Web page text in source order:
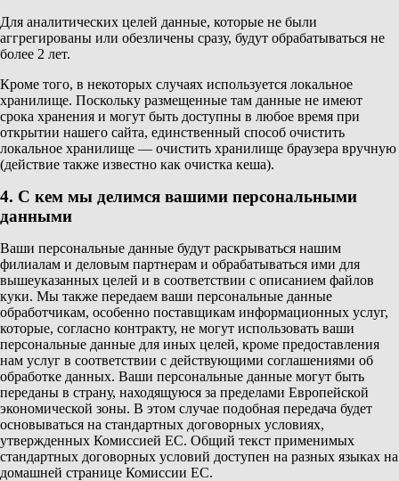
Для аналитических целей данные, которые не были
аггрегированы или обезличены сразу, будут обрабатываться не
более 2 лет.
Кроме того, в некоторых случаях используется локальное
хранилище. Поскольку размещенные там данные не имеют
срока хранения и могут быть доступны в любое время при
открытии нашего сайта, единственный способ очистить
локальное хранилище — очистить хранилище браузера вручную
(действие также известно как очистка кеша).
4. С кем мы делимся вашими персональными
данными
Ваши персональные данные будут раскрываться нашим
филиалам и деловым партнерам и обрабатываться ими для
вышеуказанных целей и в соответствии с описанием файлов
куки. Мы также передаем ваши персональные данные
обработчикам, особенно поставщикам информационных услуг,
которые, согласно контракту, не могут использовать ваши
персональные данные для иных целей, кроме предоставления
нам услуг в соответствии с действующими соглашениями об
обработке данных. Ваши персональные данные могут быть
переданы в страну, находящуюся за пределами Европейской
экономической зоны. В этом случае подобная передача будет
основываться на стандартных договорных условиях,
утвержденных Комиссией ЕС. Общий текст применимых
стандартных договорных условий доступен на разных языках на
домашней странице Комиссии ЕС.